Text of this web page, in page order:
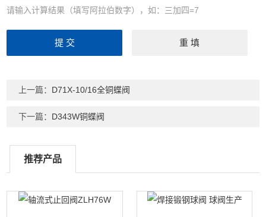
请输入计算结果（填写阿拉伯数字），如：三加四=7
上一篇： D71X-10/16全铜蝶阀
下一篇： D343W铜蝶阀
推荐产品